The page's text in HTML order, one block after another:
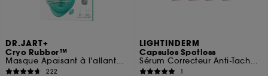
DR.JART+
Cryo Rubber™
Masque Apaisant à l'allantoïne
222
LIGHTINDERM
Capsules Spotless
Sérum Correcteur Anti-Taches à la Niacinamide & Réglisse
1